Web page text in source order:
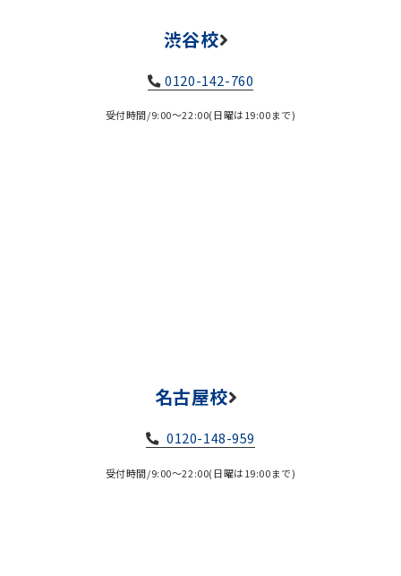
渋谷校
0120-142-760
受付時間/9:00～22:00(日曜は19:00まで)
名古屋校
0120-148-959
受付時間/9:00～22:00(日曜は19:00まで)